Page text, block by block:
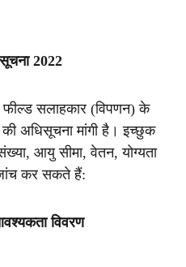
2022
फील्ड सलाहकार (विपणन) के
की अधिसूचना मांगी है। इच्छुक
संख्या, आयु सीमा, वेतन, योग्यता
कर सकते हैं:
विवरण